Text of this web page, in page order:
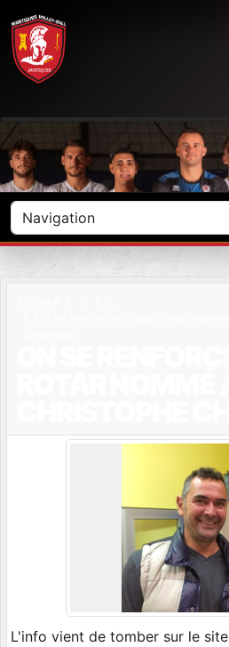
L'info vient de tomber sur le site
Panneau de gestion des cookies